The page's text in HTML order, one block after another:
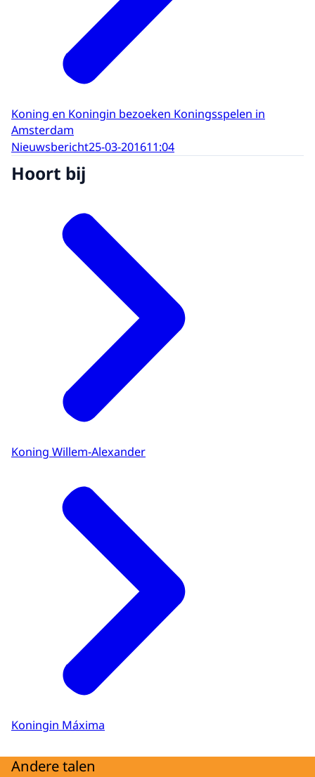
Koning en Koningin bezoeken Koningsspelen in
Amsterdam
Nieuwsbericht25-03-201611:04
Hoort bij
Koning Willem-Alexander
Koningin Máxima
Andere talen